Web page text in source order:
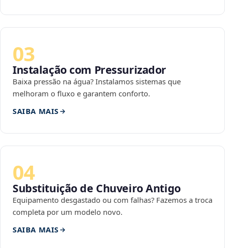
03
Instalação com Pressurizador
Baixa pressão na água? Instalamos sistemas que
melhoram o fluxo e garantem conforto.
SAIBA MAIS
04
Substituição de Chuveiro Antigo
Equipamento desgastado ou com falhas? Fazemos a troca
completa por um modelo novo.
SAIBA MAIS